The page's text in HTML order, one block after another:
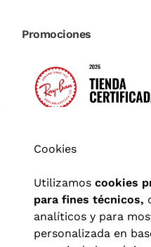
Promociones
Cookies
Utilizamos cookies
para fines técnicos,
analíticos y para
personalizada en